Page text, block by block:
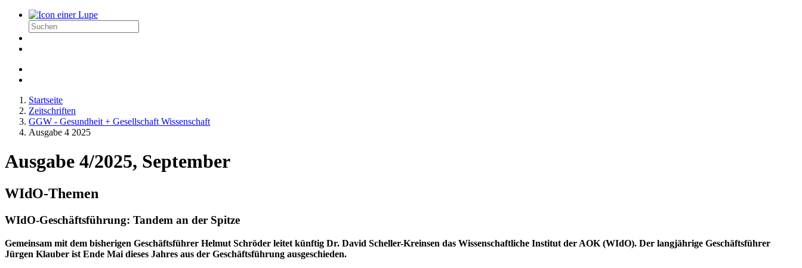
Startseite
Zeitschriften
GGW - Gesundheit + Gesellschaft Wissenschaft
Ausgabe 4 2025
Ausgabe 4/2025, September
WIdO-Themen
WIdO-Geschäftsführung: Tandem an der Spitze
Gemeinsam mit dem bisherigen Geschäftsführer Helmut Schröder leitet künftig Dr. David Scheller-Kreinsen das Wissenschaftliche Institut der AOK (WIdO). Der langjährige Geschäftsführer
Jürgen Klauber ist Ende Mai dieses Jahres aus der Geschäftsführung ausgeschieden.